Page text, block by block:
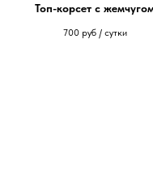
Топ-корсет с
700 руб / сутки